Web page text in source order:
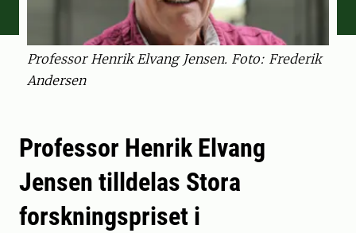
Professor Henrik Elvang Jensen. Foto: Frederik
Andersen
Professor Henrik Elvang
Jensen tilldelas Stora
forskningspriset i